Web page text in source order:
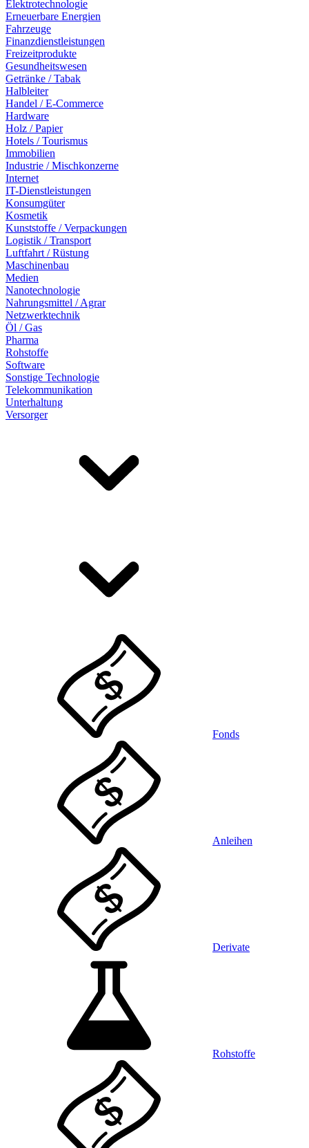
Elektrotechnologie
Erneuerbare Energien
Fahrzeuge
Finanzdienstleistungen
Freizeitprodukte
Gesundheitswesen
Getränke / Tabak
Halbleiter
Handel / E-Commerce
Hardware
Holz / Papier
Hotels / Tourismus
Immobilien
Industrie / Mischkonzerne
Internet
IT-Dienstleistungen
Konsumgüter
Kosmetik
Kunststoffe / Verpackungen
Logistik / Transport
Luftfahrt / Rüstung
Maschinenbau
Medien
Nanotechnologie
Nahrungsmittel / Agrar
Netzwerktechnik
Öl / Gas
Pharma
Rohstoffe
Software
Sonstige Technologie
Telekommunikation
Unterhaltung
Versorger
Fonds
Anleihen
Derivate
Rohstoffe